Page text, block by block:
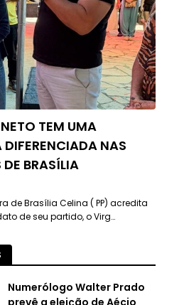
TEM UMA
DIFERENCIADA NAS
DE BRASÍLIA
de Brasília Celina ( PP) acredita
de seu partido, o Virg…
Numerólogo Walter Prado
prevê a eleição de Aécio